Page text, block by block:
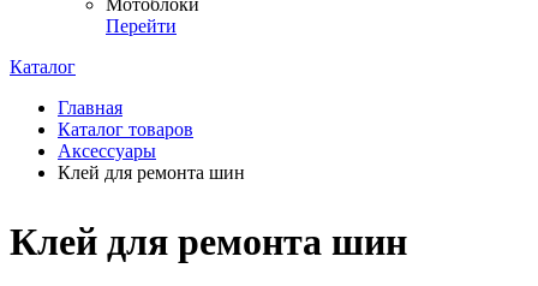
Мотоблоки
Перейти
Каталог
Главная
Каталог товаров
Аксессуары
Клей для ремонта шин
Клей для ремонта шин